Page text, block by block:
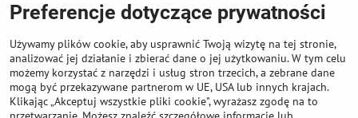
Ważne linki
Preferencje dotyczące prywatności
Używamy plików cookie, aby usprawnić Twoją wizytę na tej stronie,
analizować jej działanie i zbierać dane o jej użytkowaniu. W tym celu
możemy korzystać z narzędzi i usług stron trzecich, a zebrane dane
mogą być przekazywane partnerom w UE, USA lub innych krajach.
Klikając „Akceptuj wszystkie pliki cookie", wyrażasz zgodę na to